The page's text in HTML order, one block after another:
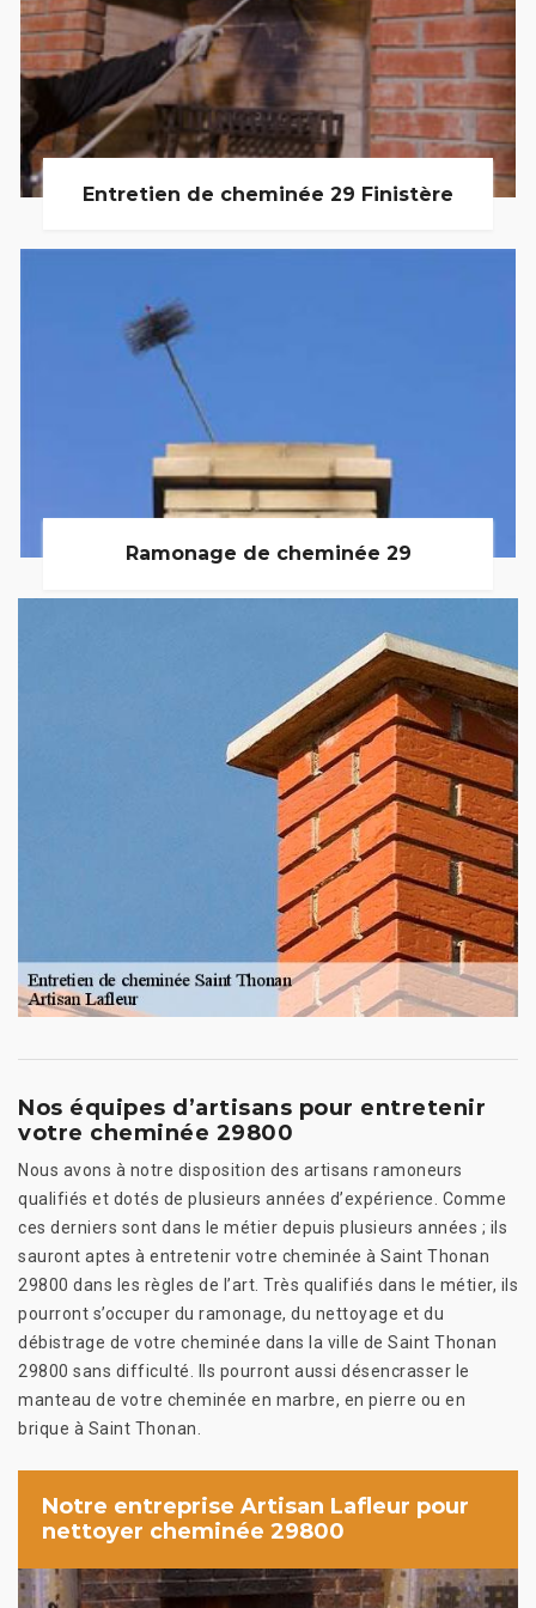
Entretien de cheminée 29 Finistère
Ramonage de cheminée 29
Nos équipes d’artisans pour entretenir
votre cheminée 29800
Nous avons à notre disposition des artisans ramoneurs
qualifiés et dotés de plusieurs années d’expérience. Comme
ces derniers sont dans le métier depuis plusieurs années ; ils
sauront aptes à entretenir votre cheminée à Saint Thonan
29800 dans les règles de l’art. Très qualifiés dans le métier, ils
pourront s’occuper du ramonage, du nettoyage et du
débistrage de votre cheminée dans la ville de Saint Thonan
29800 sans difficulté. Ils pourront aussi désencrasser le
manteau de votre cheminée en marbre, en pierre ou en
brique à Saint Thonan.
Notre entreprise Artisan Lafleur pour
nettoyer cheminée 29800